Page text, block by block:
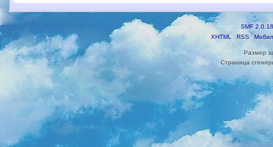
SMF 2.0.18
XHTML
RSS
Размер
Страница